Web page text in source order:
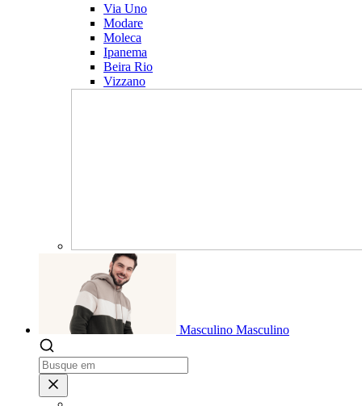
Via Uno
Modare
Moleca
Ipanema
Beira Rio
Vizzano
Masculino Masculino